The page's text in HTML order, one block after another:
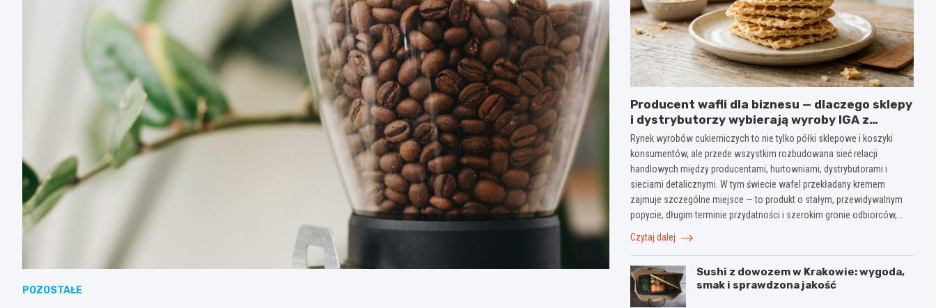
POZOSTAŁE
Producent wafli dla biznesu — dlaczego sklepy
i dystrybutorzy wybierają wyroby IGA z
Mogielnicy
Rynek wyrobów cukierniczych to nie tylko półki sklepowe i koszyki
konsumentów, ale przede wszystkim rozbudowana sieć relacji
handlowych między producentami, hurtowniami, dystrybutorami i
sieciami detalicznymi. W tym świecie wafel przekładany kremem
zajmuje szczególne miejsce — to produkt o stałym, przewidywalnym
popycie, długim terminie przydatności i szerokim gronie odbiorców,…
Czytaj dalej
Sushi z dowozem w Krakowie: wygoda,
smak i sprawdzona jakość